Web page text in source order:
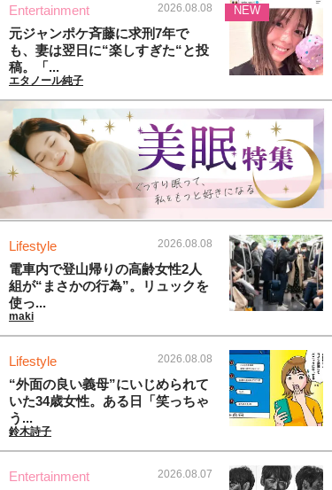
Entertainment 2026.08.08
元ジャンポケ斉藤に求刑7年で
も、妻は翌日に“楽しすぎた“と投
稿。「...
エタノール純子
NEW
Lifestyle 2026.08.08
電車内で登山帰りの高齢女性2人
組が“まさかの行為”。リュックを
使っ...
maki
Lifestyle 2026.08.08
“外面の良い義母”にいじめられて
いた34歳女性。ある日「笑っちゃ
う...
鈴木詩子
Entertainment 2026.08.07